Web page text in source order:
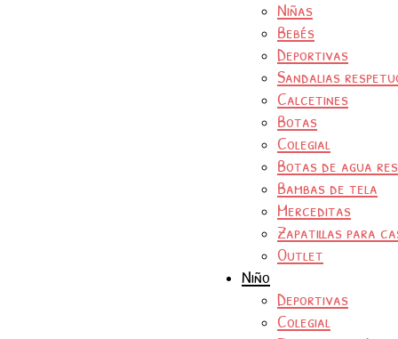
Niñas
Bebés
Deportivas
Sandalias
Calcetines
Botas
Colegial
Botas de agua
Bambas de tela
Merceditas
Zapatillas para
Outlet
Niño
Deportivas
Colegial